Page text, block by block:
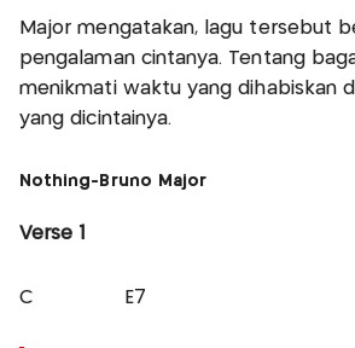
Major mengatakan, lagu tersebut
pengalaman cintanya. Tentang
menikmati waktu yang dihabiskan
yang dicintainya.
Nothing-Bruno Major
Verse 1
C E7